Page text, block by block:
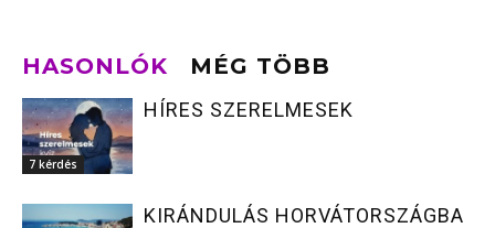
HASONLÓK MÉG TÖBB
7 kérdés
HÍRES SZERELMESEK
KIRÁNDULÁS HORVÁTORSZÁGBA